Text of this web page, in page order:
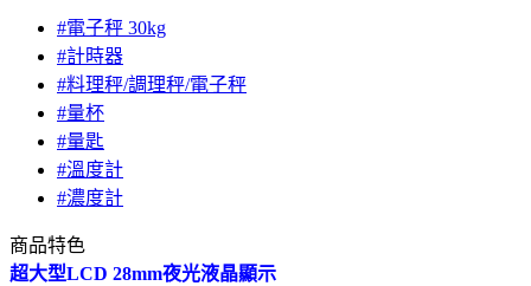
#電子秤 30kg
#計時器
#料理秤/調理秤/電子秤
#量杯
#量匙
#溫度計
#濃度計
商品特色
超大型LCD 28mm夜光液晶顯示